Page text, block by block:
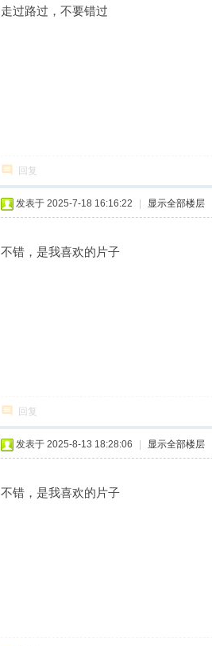
走过路过，不要错过
回复
发表于 2025-7-18 16:16:22 显示全部楼层
不错，是我喜欢的片子
回复
发表于 2025-8-13 18:28:06 显示全部楼层
不错，是我喜欢的片子